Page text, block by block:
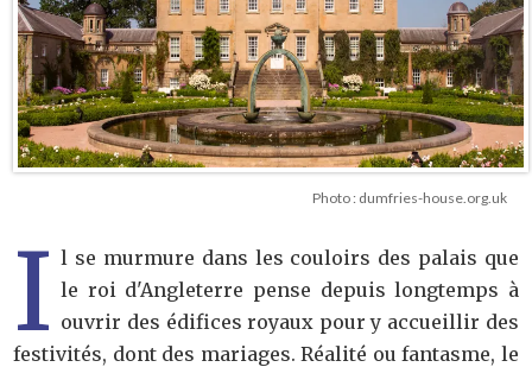
Photo : dumfries-house.org.uk
I l se murmure dans les couloirs des palais que
le roi d'Angleterre pense depuis longtemps à
ouvrir des édifices royaux pour y accueillir des
festivités, dont des mariages. Réalité ou fantasme, le